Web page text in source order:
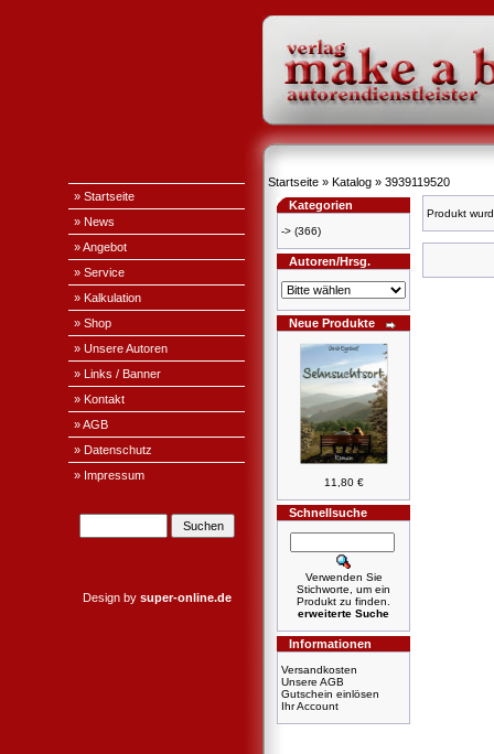
» Startseite
» News
» Angebot
» Service
» Kalkulation
» Shop
» Unsere Autoren
» Links / Banner
» Kontakt
» AGB
» Datenschutz
» Impressum
Design by super-online.de
Startseite » Katalog » 3939119520
Kategorien
-> (366)
Autoren/Hrsg.
Neue Produkte
11,80 €
Schnellsuche
Verwenden Sie
Stichworte, um ein
Produkt zu finden.
erweiterte Suche
Informationen
Versandkosten
Unsere AGB
Gutschein einlösen
Ihr Account
Produkt